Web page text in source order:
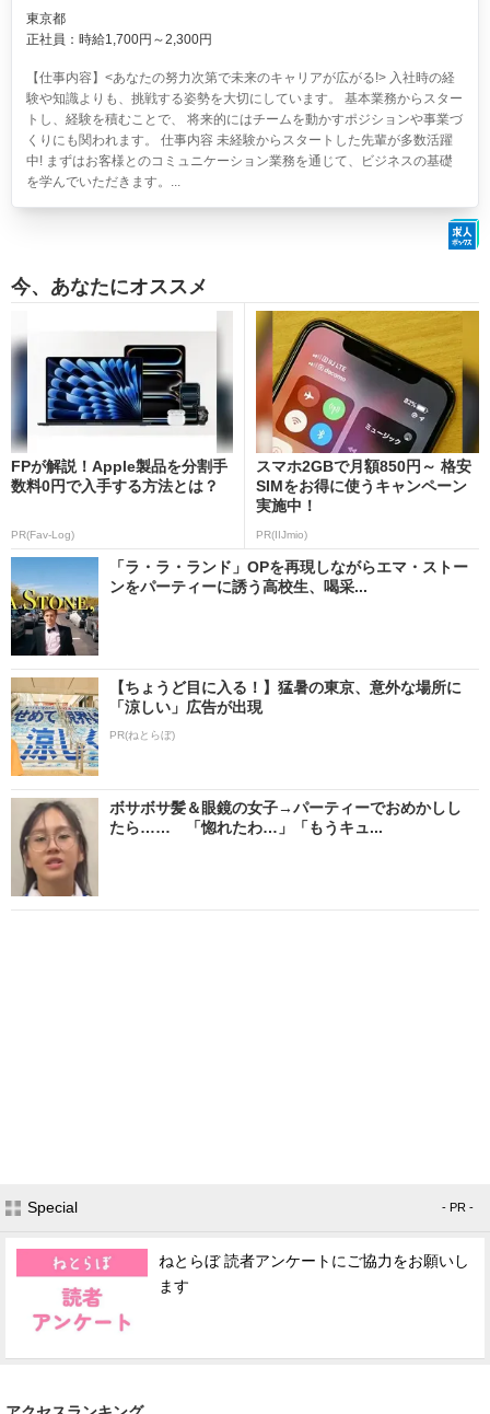
東京都
正社員：時給1,700円～2,300円
【仕事内容】<あなたの努力次第で未来のキャリアが広がる!> 入社時の経
験や知識よりも、挑戦する姿勢を大切にしています。 基本業務からスター
トし、経験を積むことで、 将来的にはチームを動かすポジションや事業づ
くりにも関われます。 仕事内容 未経験からスタートした先輩が多数活躍
中! まずはお客様とのコミュニケーション業務を通じて、ビジネスの基礎
を学んでいただきます。...
今、あなたにオススメ
FPが解説！Apple製品を分割手
数料0円で入手する方法とは？
PR(Fav-Log)
スマホ2GBで月額850円～ 格安
SIMをお得に使うキャンペーン
実施中！
PR(IIJmio)
「ラ・ラ・ランド」OPを再現しながらエマ・ストー
ンをパーティーに誘う高校生、喝采...
【ちょうど目に入る！】猛暑の東京、意外な場所に
「涼しい」広告が出現
PR(ねとらぼ)
ボサボサ髪＆眼鏡の女子→パーティーでおめかしし
たら…… 「惚れたわ…」「もうキュ...
Special - PR -
ねとらぼ 読者アンケートにご協力をお願いし
ます